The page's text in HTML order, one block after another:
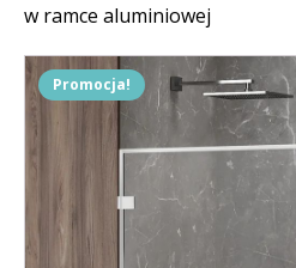
w ramce aluminiowej
Promocja!